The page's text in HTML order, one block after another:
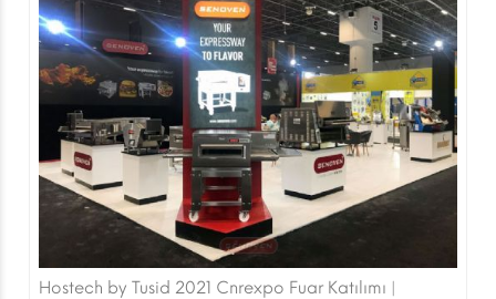
Hostech by Tusid 2021 Cnrexpo Fuar Katılımı |